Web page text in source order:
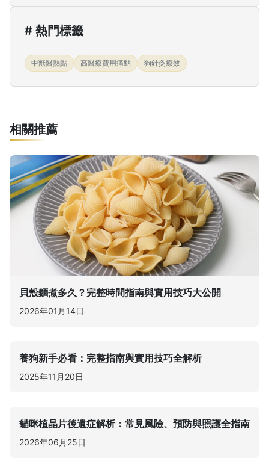
# 熱門標籤
中獸醫熱點 高醫療費用痛點 狗針灸療效
相關推薦
貝殼麵煮多久？完整時間指南與實用技巧大公開
2026年01月14日
養狗新手必看：完整指南與實用技巧全解析
2025年11月20日
貓咪植晶片後遺症解析：常見風險、預防與照護全指南
2026年06月25日